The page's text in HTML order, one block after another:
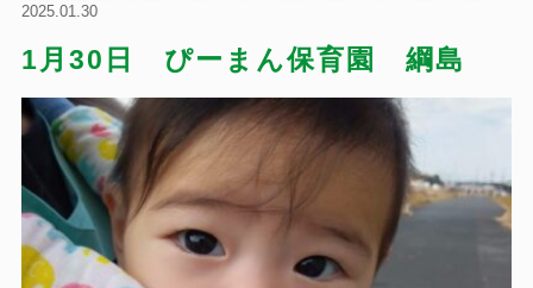
2025.01.30
1月30日 ぴーまん保育園 綱島